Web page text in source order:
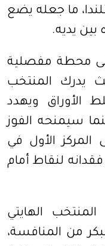
ما جعله يضع
إلى محطة مفصلية
يدرك المنتخب
الأوراق ويهدد
سيمنحه الفوز
الأول في
فقدانه لنقاط أمام
الهايتي
من المنافسة،